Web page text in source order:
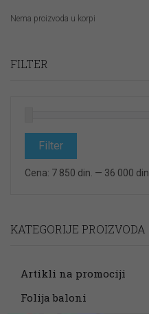
Nema proizvoda u korpi
FILTER
cena
cenaFilter
Cena: 7 850 din. — 36 000 din.
KATEGORIJE PROIZVODA
Artikli na promociji
Folija baloni